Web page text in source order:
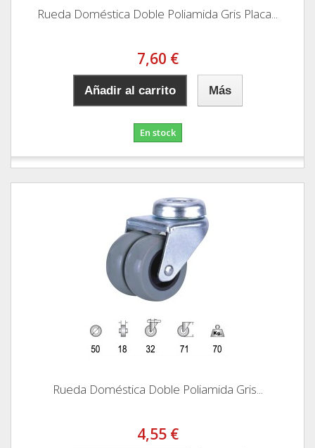
Rueda Doméstica Doble Poliamida Gris Placa...
7,60 €
Añadir al carrito Más
En stock
Rueda Doméstica Doble Poliamida Gris...
4,55 €